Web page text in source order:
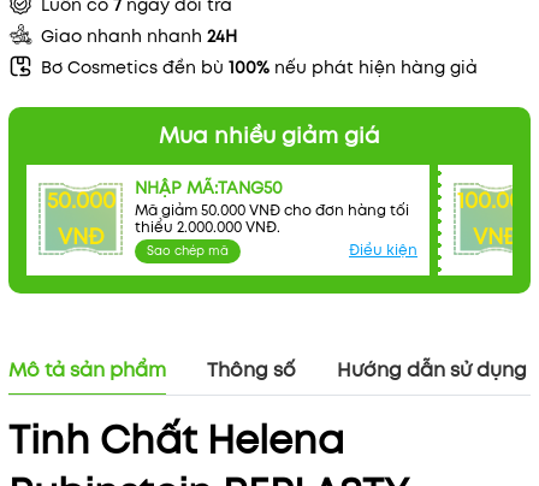
Luôn có 7 ngày đổi trả
Giao nhanh nhanh 24H
Bơ Cosmetics đền bù 100% nếu phát hiện hàng giả
Mua nhiều giảm giá
50.000
VNĐ
NHẬP MÃ:TANG50
Mã giảm 50.000 VNĐ cho đơn hàng tối
thiểu 2.000.000 VNĐ.
Sao chép mã Điều kiện
100.000
VNĐ
Mô tả sản phẩm Thông số Hướng dẫn sử dụng
Tinh Chất Helena